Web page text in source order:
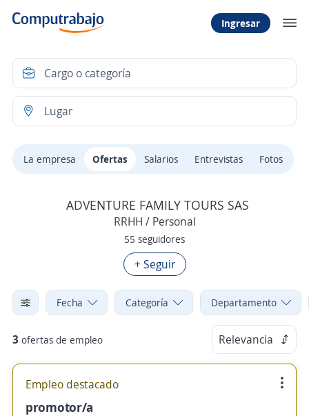
Ingresar
La empresa Ofertas Salarios Entrevistas Fotos
ADVENTURE FAMILY TOURS SAS
RRHH / Personal
55 seguidores
+ Seguir
Fecha Categoría Departamento
3 ofertas de empleo Relevancia
Empleo destacado
promotor/a